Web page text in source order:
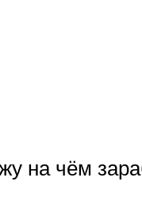
на чём